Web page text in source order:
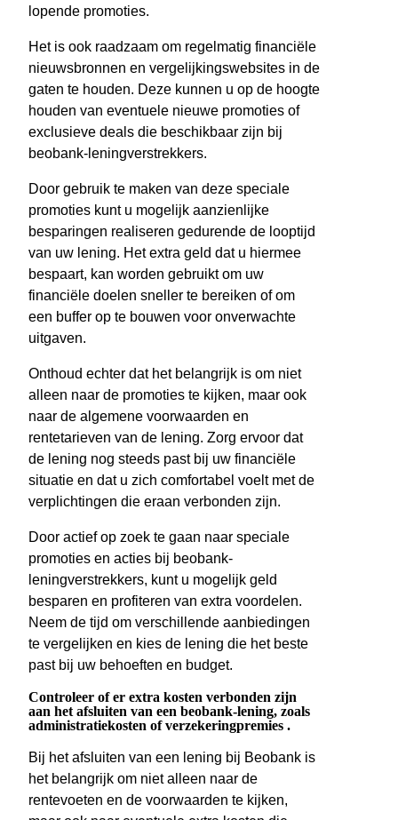
lopende promoties.
Het is ook raadzaam om regelmatig financiële
nieuwsbronnen en vergelijkingswebsites in de
gaten te houden. Deze kunnen u op de hoogte
houden van eventuele nieuwe promoties of
exclusieve deals die beschikbaar zijn bij
beobank-leningverstrekkers.
Door gebruik te maken van deze speciale
promoties kunt u mogelijk aanzienlijke
besparingen realiseren gedurende de looptijd
van uw lening. Het extra geld dat u hiermee
bespaart, kan worden gebruikt om uw
financiële doelen sneller te bereiken of om
een buffer op te bouwen voor onverwachte
uitgaven.
Onthoud echter dat het belangrijk is om niet
alleen naar de promoties te kijken, maar ook
naar de algemene voorwaarden en
rentetarieven van de lening. Zorg ervoor dat
de lening nog steeds past bij uw financiële
situatie en dat u zich comfortabel voelt met de
verplichtingen die eraan verbonden zijn.
Door actief op zoek te gaan naar speciale
promoties en acties bij beobank-
leningverstrekkers, kunt u mogelijk geld
besparen en profiteren van extra voordelen.
Neem de tijd om verschillende aanbiedingen
te vergelijken en kies de lening die het beste
past bij uw behoeften en budget.
Controleer of er extra kosten verbonden zijn
aan het afsluiten van een beobank-lening, zoals
administratiekosten of verzekeringpremies .
Bij het afsluiten van een lening bij Beobank is
het belangrijk om niet alleen naar de
rentevoeten en de voorwaarden te kijken,